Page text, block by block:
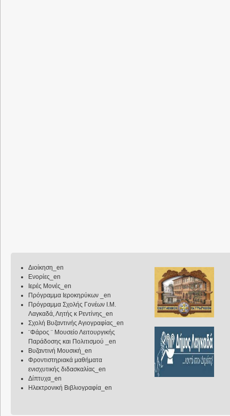
Διοίκηση_en
Ενορίες_en
Ιερές Μονές_en
Πρόγραμμα Ιεροκηρύκων _en
Πρόγραμμα Σχολής Γονέων Ι.Μ.
Λαγκαδά, Λητής κ Ρεντίνης_en
Σχολή Βυζαντινής Αγιογραφίας_en
¨Φάρος ¨ Μουσείο Λειτουργικής
Παράδοσης και Πολιτισμού _en
Βυζαντινή Μουσική_en
Φροντιστηριακά μαθήματα
ενισχυτικής διδασκαλίας_en
Δίπτυχα_en
Ηλεκτρονική Βιβλιογραφία_en